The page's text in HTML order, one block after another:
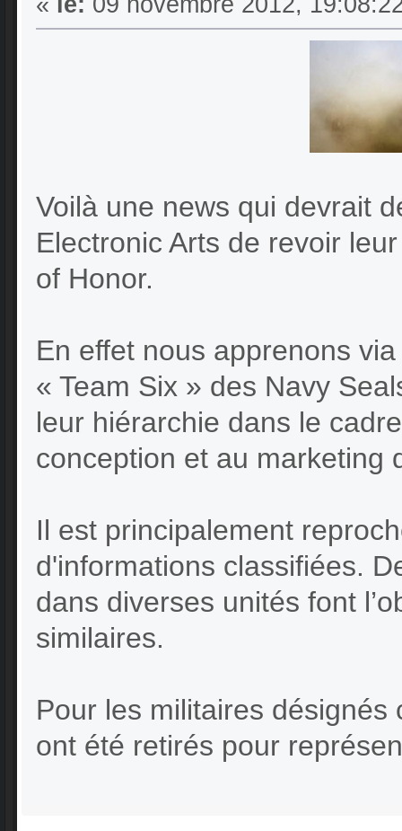
Voilà une news qui devrait
Electronic Arts de revoir
of Honor.
En effet nous apprenons
« Team Six » des Navy
leur hiérarchie dans le
conception et au marketing
Il est principalement
d'informations classifiées.
dans diverses unités font
similaires.
Pour les militaires
ont été retirés pour